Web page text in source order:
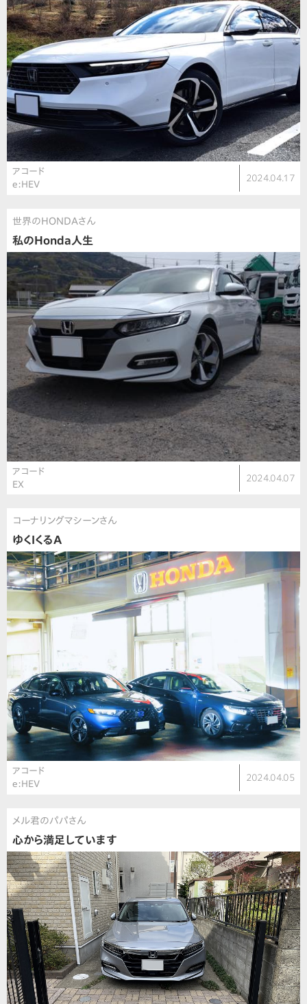
アコード
e:HEV
2024.04.17
世界のHONDAさん
私のHonda人生
アコード
EX
2024.04.07
コーナリングマシーンさん
ゆくIくるA
アコード
e:HEV
2024.04.05
メル君のパパさん
心から満足しています